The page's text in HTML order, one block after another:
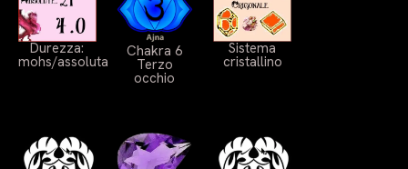
Durezza:
mohs/assoluta
Chakra 6
Terzo
occhio
Sistema
cristallino